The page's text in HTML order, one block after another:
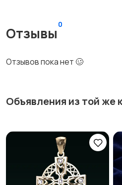
Отзывы
0
Отзывов пока нет 🥴
Объявления из той же